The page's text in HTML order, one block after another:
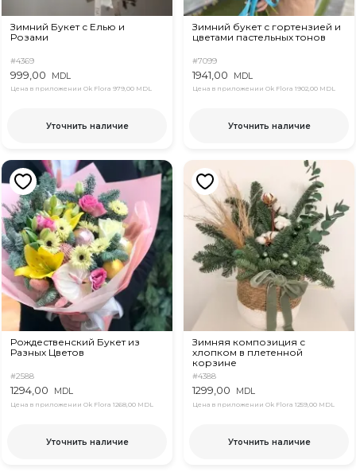
Зимний Букет с Елью и
Розами
#4369
999,00 MDL
Цена в приложении Ok Flora 979,00 MDL
Уточнить наличие
Зимний букет с гортензией и
цветами пастельных тонов
#7099
1941,00 MDL
Цена в приложении Ok Flora 1902,00 MDL
Уточнить наличие
Рождественский Букет из
Разных Цветов
#2588
1294,00 MDL
Цена в приложении Ok Flora 1268,00 MDL
Уточнить наличие
Зимняя композиция с
хлопком в плетенной
корзине
#4388
1299,00 MDL
Цена в приложении Ok Flora 1259,00 MDL
Уточнить наличие